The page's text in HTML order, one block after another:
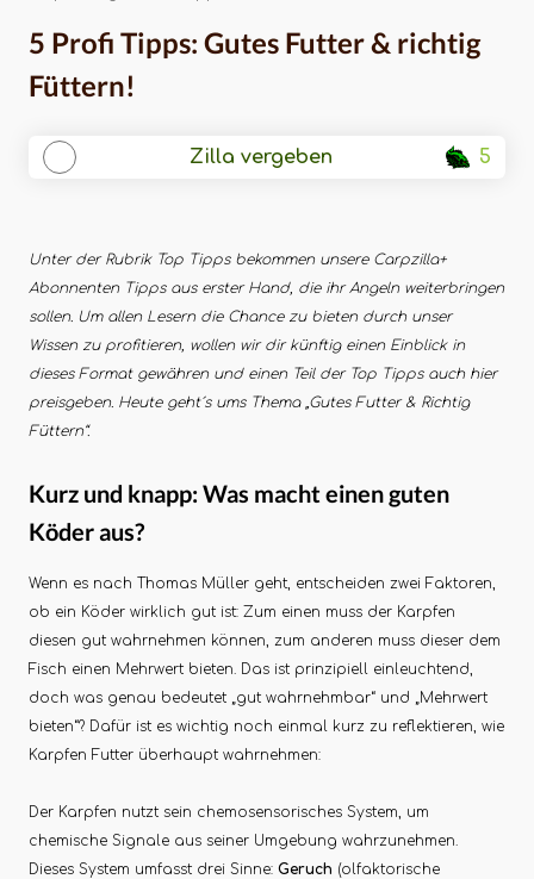
5 Profi Tipps: Gutes Futter & richtig
Füttern!
Zilla vergeben 5
Unter der Rubrik Top Tipps bekommen unsere Carpzilla+
Abonnenten Tipps aus erster Hand, die ihr Angeln weiterbringen
sollen. Um allen Lesern die Chance zu bieten durch unser
Wissen zu profitieren, wollen wir dir künftig einen Einblick in
dieses Format gewähren und einen Teil der Top Tipps auch hier
preisgeben. Heute geht´s ums Thema „Gutes Futter & Richtig
Füttern“.
Kurz und knapp: Was macht einen guten
Köder aus?
Wenn es nach Thomas Müller geht, entscheiden zwei Faktoren,
ob ein Köder wirklich gut ist: Zum einen muss der Karpfen
diesen gut wahrnehmen können, zum anderen muss dieser dem
Fisch einen Mehrwert bieten. Das ist prinzipiell einleuchtend,
doch was genau bedeutet „gut wahrnehmbar“ und „Mehrwert
bieten“? Dafür ist es wichtig noch einmal kurz zu reflektieren, wie
Karpfen Futter überhaupt wahrnehmen:
Der Karpfen nutzt sein chemosensorisches System, um
chemische Signale aus seiner Umgebung wahrzunehmen.
Dieses System umfasst drei Sinne: Geruch (olfaktorische